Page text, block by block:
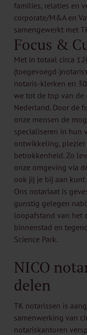
families, relaties en
corporate/M&A en
samengewerkt met
Focus &
Met in totaal circa
(toegevoegd-
notaris-klerken en
we tot de top van
Nederland. Door de
onze mensen de
specialiseren in hun
ontwikkeling, plezier
betrokkenheid. Zo
onze omgeving via
ook jij je bij aan kunt
Ons notariaat is
gunstig gelegen
loopafstand van het
binnenstad en
Science Park.
NICO
delen
TK notarissen is
samenwerking van
notariskantoren